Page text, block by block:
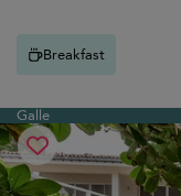
Breakfast
Galle